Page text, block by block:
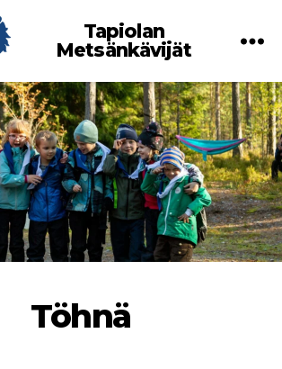
Tapiolan
Metsänkävijät
Töhnä